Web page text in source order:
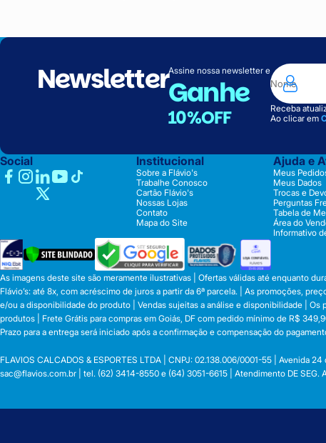
NewsletterAssine nossa newsletter e
Ganhe
10%OFF
Receba
Ao clicar em
Social Institucional
Sobre a Flávio's
Trabalhe Conosco
Cartão Flávio's
Nossas Lojas
Contato
Mapa do Site
Ajuda e
Meus
Meus Dados
Trocas e
Perguntas
Tabela de
Área do
Informativo
As imagens deste site são meramente ilustrativas | Ofertas válidas até enquanto
Flávio’s: até 8x, com acréscimo de juros a partir da 6ª parcela. | As promoções,
e/ou a disponibilidade do produto | Vendas sujeitas a análise e disponibilidade |
produtos | Frete Grátis para compras em Goiás, DF com pedido mínimo de R$
Prazo para a entrega será iniciado após a confirmação e compensação do
FLAVIOS CALCADOS & ESPORTES LTDA | CNPJ: 02.138.006/0001-55 | Avenida
sac@flavios.com.br | tel. (62) 3414-8550 e (64) 3051-6615 | Atendimento DE SEG.